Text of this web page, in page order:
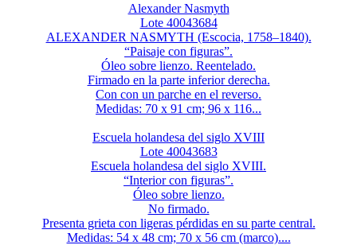
Alexander Nasmyth
Lote 40043684
ALEXANDER NASMYTH (Escocia, 1758–1840).
“Paisaje con figuras”.
Óleo sobre lienzo. Reentelado.
Firmado en la parte inferior derecha.
Con con un parche en el reverso.
Medidas: 70 x 91 cm; 96 x 116...
Escuela holandesa del siglo XVIII
Lote 40043683
Escuela holandesa del siglo XVIII.
“Interior con figuras”.
Óleo sobre lienzo.
No firmado.
Presenta grieta con ligeras pérdidas en su parte central.
Medidas: 54 x 48 cm; 70 x 56 cm (marco)....